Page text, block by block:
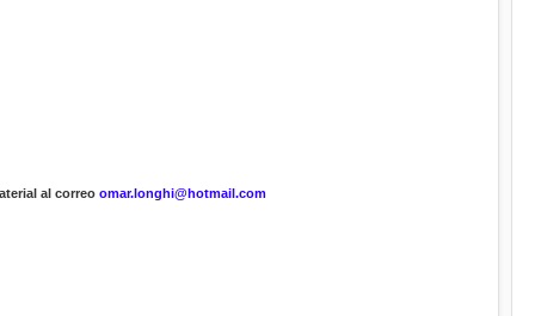
al correo omar.longhi@hotmail.com